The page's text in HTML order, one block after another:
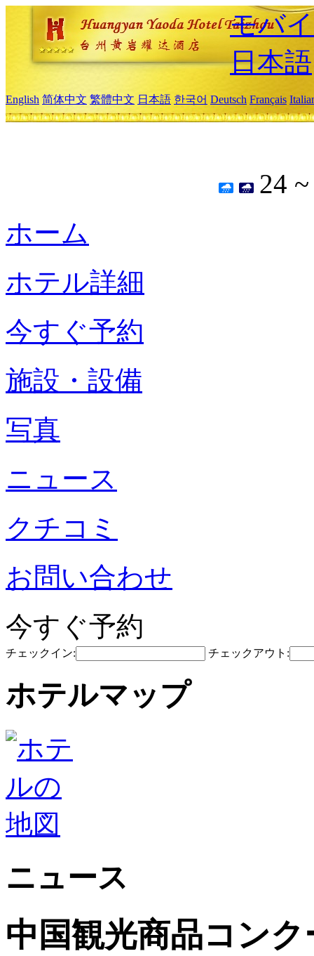
モバ
日本語
English 简体中文 繁體中文 日本語 한국어 Deutsch Français
24
ホーム
ホテル詳細
今すぐ予約
施設・設備
写真
ニュース
クチコミ
お問い合わせ
今すぐ予約
チェックイン: チェックアウト:
ホテルマップ
ニュース
中国観光商品コン